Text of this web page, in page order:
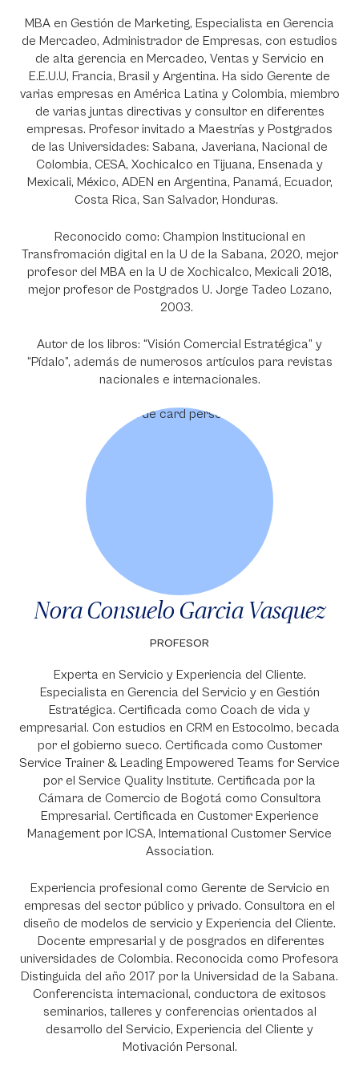
MBA en Gestión de Marketing, Especialista en Gerencia
de Mercadeo, Administrador de Empresas, con estudios
de alta gerencia en Mercadeo, Ventas y Servicio en
E.E.U.U, Francia, Brasil y Argentina. Ha sido Gerente de
varias empresas en América Latina y Colombia, miembro
de varias juntas directivas y consultor en diferentes
empresas. Profesor invitado a Maestrías y Postgrados
de las Universidades: Sabana, Javeriana, Nacional de
Colombia, CESA, Xochicalco en Tijuana, Ensenada y
Mexicali, México, ADEN en Argentina, Panamá, Ecuador,
Costa Rica, San Salvador, Honduras.
Reconocido como: Champion Institucional en
Transfromación digital en la U de la Sabana, 2020, mejor
profesor del MBA en la U de Xochicalco, Mexicali 2018,
mejor profesor de Postgrados U. Jorge Tadeo Lozano,
2003.
Autor de los libros: “Visión Comercial Estratégica” y
“Pídalo”, además de numerosos artículos para revistas
nacionales e internacionales.
Nora Consuelo Garcia Vasquez
PROFESOR
Experta en Servicio y Experiencia del Cliente.
Especialista en Gerencia del Servicio y en Gestión
Estratégica. Certificada como Coach de vida y
empresarial. Con estudios en CRM en Estocolmo, becada
por el gobierno sueco. Certificada como Customer
Service Trainer & Leading Empowered Teams for Service
por el Service Quality Institute. Certificada por la
Cámara de Comercio de Bogotá como Consultora
Empresarial. Certificada en Customer Experience
Management por ICSA, International Customer Service
Association.
Experiencia profesional como Gerente de Servicio en
empresas del sector público y privado. Consultora en el
diseño de modelos de servicio y Experiencia del Cliente.
Docente empresarial y de posgrados en diferentes
universidades de Colombia. Reconocida como Profesora
Distinguida del año 2017 por la Universidad de la Sabana.
Conferencista internacional, conductora de exitosos
seminarios, talleres y conferencias orientados al
desarrollo del Servicio, Experiencia del Cliente y
Motivación Personal.